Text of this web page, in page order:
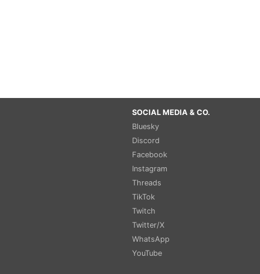
SOCIAL MEDIA & CO.
Bluesky
Discord
Facebook
Instagram
Threads
TikTok
Twitch
Twitter/X
WhatsApp
YouTube